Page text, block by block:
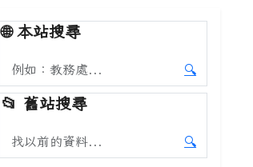
🌐本站搜尋
搜尋本站內容
🔍
開始本站
📂 舊站搜尋
搜尋舊站內容
🔍
開始舊站